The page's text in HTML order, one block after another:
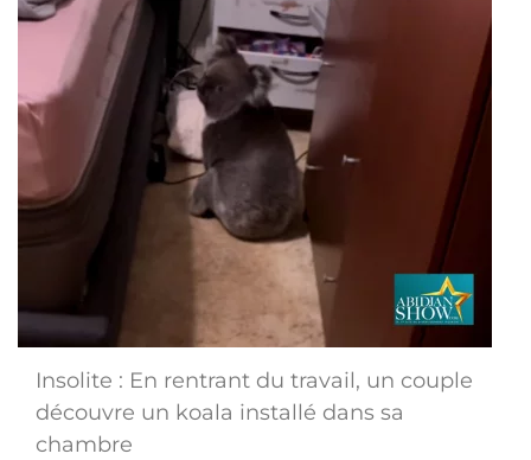
Insolite : En rentrant du travail, un couple
découvre un koala installé dans sa
chambre